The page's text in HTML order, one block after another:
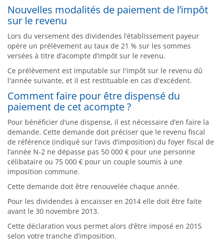
Nouvelles modalités de paiement de l’impôt
sur le revenu
Lors du versement des dividendes l’établissement payeur
opère un prélèvement au taux de 21 % sur les sommes
versées à titre d’acompte d’impôt sur le revenu.
Ce prélèvement est imputable sur l'impôt sur le revenu dû
l'année suivante, et il est restituable en cas d'excédent.
Comment faire pour être dispensé du
paiement de cet acompte ?
Pour bénéficier d’une dispense, il est nécessaire d’en faire la
demande. Cette demande doit préciser que le revenu fiscal
de référence (indiqué sur l’avis d’imposition) du foyer fiscal de
l’année N-2 ne dépasse pas 50 000 € pour une personne
célibataire ou 75 000 € pour un couple soumis à une
imposition commune.
Cette demande doit être renouvelée chaque année.
Pour les dividendes à encaisser en 2014 elle doit être faite
avant le 30 novembre 2013.
Cette déclaration vous permet alors d’être imposé en 2015
selon votre tranche d’imposition.